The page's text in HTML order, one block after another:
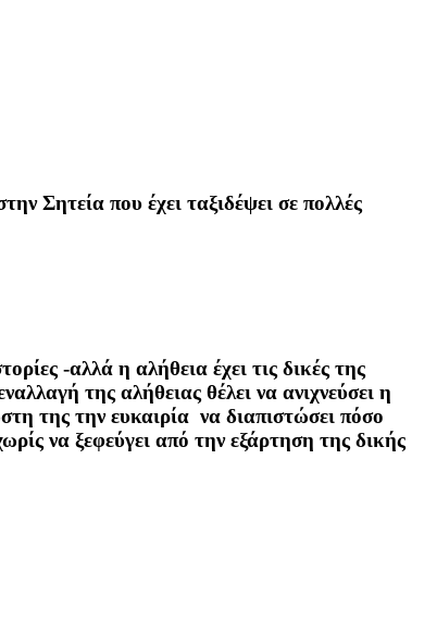
Σητεία που έχει ταξιδέψει σε πολλές
-αλλά η αλήθεια έχει τις δικές της
της αλήθειας θέλει να ανιχνεύσει η
της την ευκαιρία να διαπιστώσει πόσο
να ξεφεύγει από την εξάρτηση της δικής